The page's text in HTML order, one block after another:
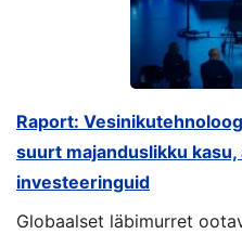
Raport:
suurt majanduslikku
investeeringuid
Globaalset läbimurret